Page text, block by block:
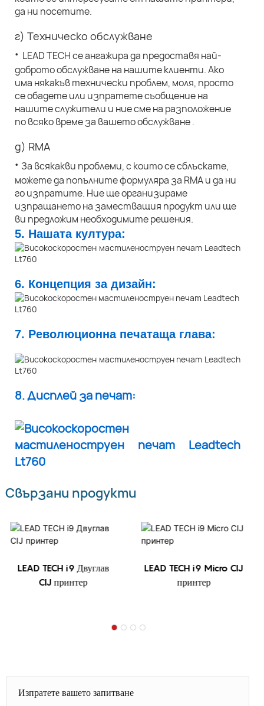
да ни посетите.
г) Техническо обслужване
· LEAD TECH се ангажира да предоставя най-
доброто обслужване на нашите клиенти. Ако
има някакъв технически проблем, моля, просто
се обадете или изпратете съобщение на
нашите служители и ние сме на разположение
по всяко време за вашето обслужване .
д) RMA
· За всякакви проблеми, с които се сблъскате,
можете да попълните формуляра за RMA и да ни
го изпратите. Ние ще организираме
изпращането на заместващия продукт или ще
ви предложим необходимите решения.
5. Нашата култура:
6. Концепция за дизайн:
7. Революционна печатаща глава:
8. Дисплей за печат:
Свързани продукти
LEAD TECH i9 Двуглав
CIJ принтер
LEAD TECH i9 Micro CIJ
принтер
Изпратете вашето запитване